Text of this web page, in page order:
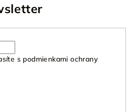
s podmienkami ochrany